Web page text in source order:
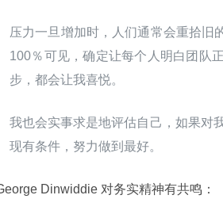
压力一旦增加时，人们通常会重拾旧
100％可见，确定让每个人明白团队
步，都会让我喜悦。
我也会实事求是地评估自己，如果对
现有条件，努力做到最好。
Dinwiddie 对务实精神有共鸣：